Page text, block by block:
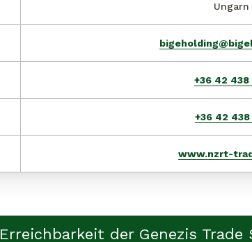
Ungarn
+36 42 438
+36 42 438
www.nzrt-
Erreichbarkeit der Genezis Trade